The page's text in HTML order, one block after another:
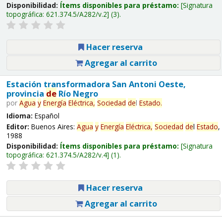
Disponibilidad: Ítems disponibles para préstamo: Signatura
topográfica: 621.374.5/A282/v.2 (3).
Hacer reserva
Agregar al carrito
Estación transformadora San Antoni Oeste,
provincia deRío Negro
por Agua y Energía Eléctrica, Sociedad del Estado.
Idioma: Español
Editor: Buenos Aires: Agua y Energía Eléctrica, Sociedad del Estado,
1988
Disponibilidad: Ítems disponibles para préstamo: Signatura
topográfica: 621.374.5/A282/v.4 (1).
Hacer reserva
Agregar al carrito